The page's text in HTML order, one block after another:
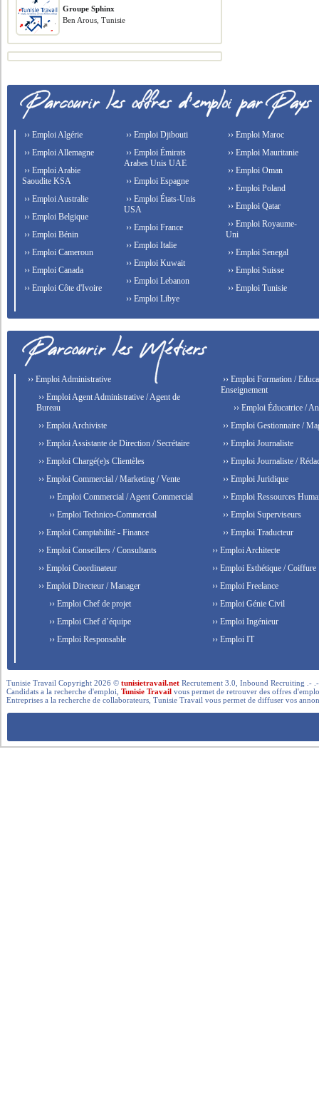
Groupe Sphinx
Ben Arous, Tunisie
›› Emploi Algérie
›› Emploi Allemagne
›› Emploi Arabie
Saoudite KSA
›› Emploi Australie
›› Emploi Belgique
›› Emploi Bénin
›› Emploi Cameroun
›› Emploi Canada
›› Emploi Côte d'Ivoire
›› Emploi Djibouti
›› Emploi Émirats
Arabes Unis UAE
›› Emploi Espagne
›› Emploi États-Unis
USA
›› Emploi France
›› Emploi Italie
›› Emploi Kuwait
›› Emploi Lebanon
›› Emploi Libye
›› Emploi Maroc
›› Emploi Mauritanie
›› Emploi Oman
›› Emploi Poland
›› Emploi Qatar
›› Emploi Royaume-
Uni
›› Emploi Senegal
›› Emploi Suisse
›› Emploi Tunisie
›› Emploi Administrative
›› Emploi Agent Administrative / Agent de
Bureau
›› Emploi Archiviste
›› Emploi Assistante de Direction / Secrétaire
›› Emploi Chargé(e)s Clientèles
›› Emploi Commercial / Marketing / Vente
›› Emploi Commercial / Agent Commercial
›› Emploi Technico-Commercial
›› Emploi Comptabilité - Finance
›› Emploi Conseillers / Consultants
›› Emploi Coordinateur
›› Emploi Directeur / Manager
›› Emploi Chef de projet
›› Emploi Chef d’équipe
›› Emploi Responsable
›› Emploi Formation /
Enseignement
›› Emploi Éducatrice /
›› Emploi Gestionnaire /
›› Emploi Journaliste
›› Emploi Journaliste /
›› Emploi Juridique
›› Emploi Ressources
›› Emploi Superviseurs
›› Emploi Traducteur
›› Emploi Architecte
›› Emploi Esthétique / Coiffure
›› Emploi Freelance
›› Emploi Génie Civil
›› Emploi Ingénieur
›› Emploi IT
Tunisie Travail Copyright 2026 ©tunisietravail.net Recrutement 3.0, Inbound Recruiting .-
Candidats a la recherche d'emploi,Tunisie Travail vous permet de retrouver des offres
Entreprises a la recherche de collaborateurs, Tunisie Travail vous permet de diffuser vos